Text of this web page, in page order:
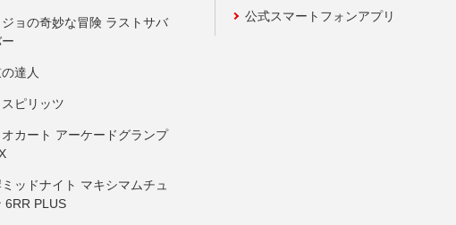
ョの奇妙な冒険 ラストサバ
達人
ピリッツ
カート アーケードグランプ
ッドナイト マキシマムチュ
6RR PLUS
公式スマートフォンアプリ